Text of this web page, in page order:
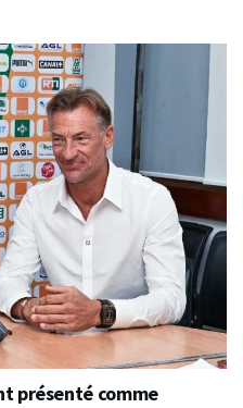
présenté comme